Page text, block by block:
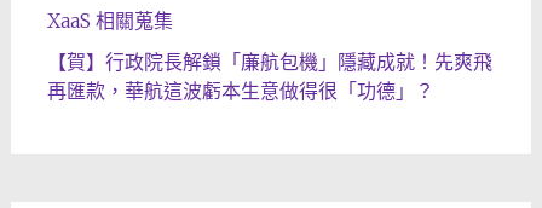
XaaS 相關蒐集
【賀】行政院長解鎖「廉航包機」隱藏成就！先爽飛
再匯款，華航這波虧本生意做得很「功德」？